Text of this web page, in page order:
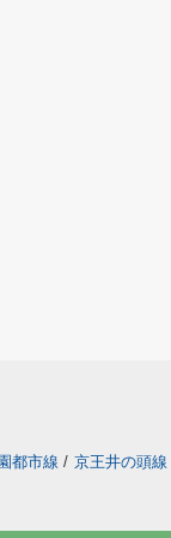
都市線 / 京王井の頭線